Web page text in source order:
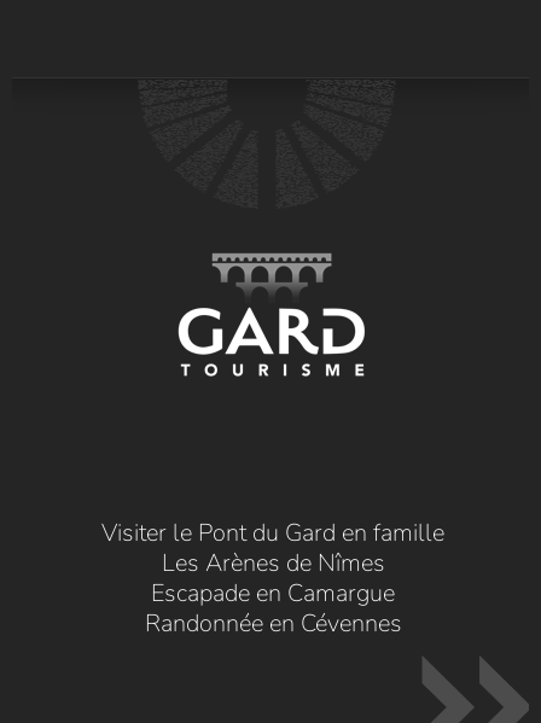
Visiter le Pont du Gard en famille
Les Arènes de Nîmes
Escapade en Camargue
Randonnée en Cévennes